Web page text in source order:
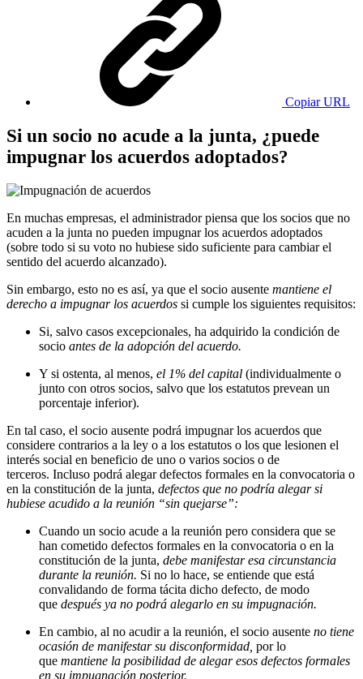
Copiar URL
Si un socio no acude a la junta, ¿puede
impugnar los acuerdos adoptados?
En muchas empresas, el administrador piensa que los socios que no
acuden a la junta no pueden impugnar los acuerdos adoptados
(sobre todo si su voto no hubiese sido suficiente para cambiar el
sentido del acuerdo alcanzado).
Sin embargo, esto no es así, ya que el socio ausente mantiene el
derecho a impugnar los acuerdos si cumple los siguientes requisitos:
Si, salvo casos excepcionales, ha adquirido la condición de
socio antes de la adopción del acuerdo.
Y si ostenta, al menos, el 1% del capital (individualmente o
junto con otros socios, salvo que los estatutos prevean un
porcentaje inferior).
En tal caso, el socio ausente podrá impugnar los acuerdos que
considere contrarios a la ley o a los estatutos o los que lesionen el
interés social en beneficio de uno o varios socios o de
terceros. Incluso podrá alegar defectos formales en la convocatoria o
en la constitución de la junta, defectos que no podría alegar si
hubiese acudido a la reunión “sin quejarse”:
Cuando un socio acude a la reunión pero considera que se
han cometido defectos formales en la convocatoria o en la
constitución de la junta, debe manifestar esa circunstancia
durante la reunión. Si no lo hace, se entiende que está
convalidando de forma tácita dicho defecto, de modo
que después ya no podrá alegarlo en su impugnación.
En cambio, al no acudir a la reunión, el socio ausente no tiene
ocasión de manifestar su disconformidad, por lo
que mantiene la posibilidad de alegar esos defectos formales
en su impugnación posterior.